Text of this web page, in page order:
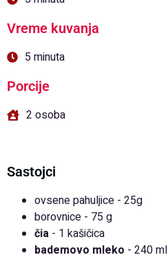
Vreme kuvanja
5 minuta
Porcije
2 osoba
Sastojci
ovsene pahuljice - 25g
borovnice - 75 g
čia - 1 kašičica
bademovo mleko - 240 ml